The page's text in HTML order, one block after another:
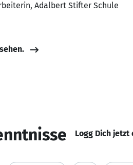
Adalbert Stifter Schule
Logg Dich jetzt